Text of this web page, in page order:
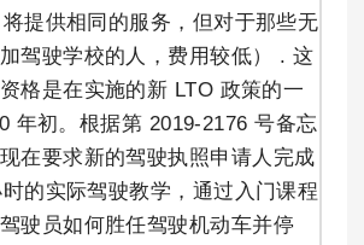
提供相同的服务，但对于那些无
驾驶学校的人，费用较低） . 这
格是在实施的新 LTO 政策的一
年初。根据第 2019-2176 号备忘
在要求新的驾驶执照申请人完成
的实际驾驶教学，通过入门课程
驶员如何胜任驾驶机动车并停